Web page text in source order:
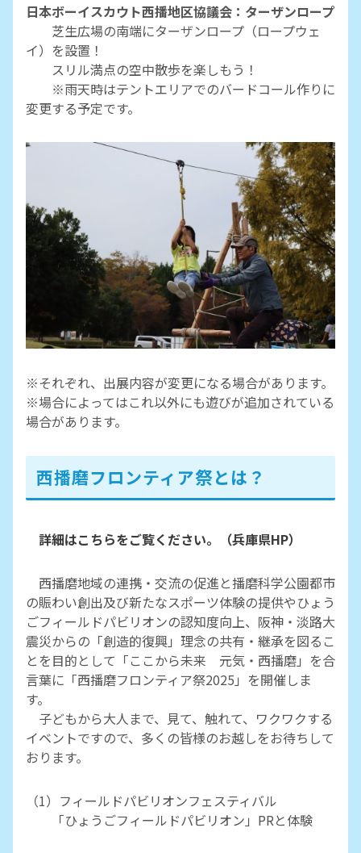
日本ボーイスカウト西播地区協議会：ターザンロープ
芝生広場の南端にターザンロープ（ロープウェ
イ）を設置！
スリル満点の空中散歩を楽しもう！
※雨天時はテントエリアでのバードコール作りに
変更する予定です。
※それぞれ、出展内容が変更になる場合があります。
※場合によってはこれ以外にも遊びが追加されている
場合があります。
西播磨フロンティア祭とは？
詳細はこちらをご覧ください。（兵庫県HP）
西播磨地域の連携・交流の促進と播磨科学公園都市
の賑わい創出及び新たなスポーツ体験の提供やひょう
ごフィールドパビリオンの認知度向上、阪神・淡路大
震災からの「創造的復興」理念の共有・継承を図るこ
とを目的として「ここから未来 元気・西播磨」を合
言葉に「西播磨フロンティア祭2025」を開催しま
す。
子どもから大人まで、見て、触れて、ワクワクする
イベントですので、多くの皆様のお越しをお待ちして
おります。
（1）フィールドパビリオンフェスティバル
「ひょうごフィールドパビリオン」PRと体験